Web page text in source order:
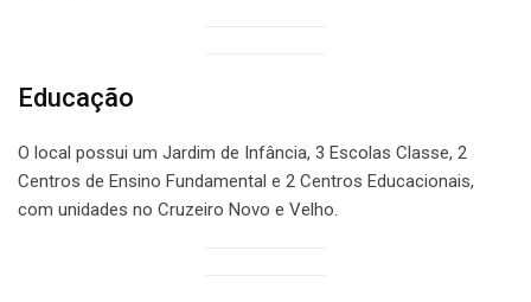
Educação
O local possui um Jardim de Infância, 3 Escolas Classe, 2
Centros de Ensino Fundamental e 2 Centros Educacionais,
com unidades no Cruzeiro Novo e Velho.